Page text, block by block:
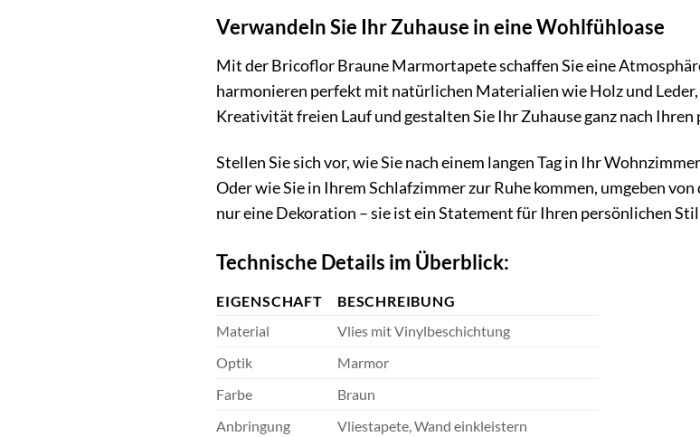
Verwandeln Sie Ihr Zuhause in eine Wohlfühloase
Mit der Bricoflor Braune Marmortapete schaffen Sie eine
harmonieren perfekt mit natürlichen Materialien wie Holz und
Kreativität freien Lauf und gestalten Sie Ihr Zuhause ganz nach
Stellen Sie sich vor, wie Sie nach einem langen Tag in Ihr
Oder wie Sie in Ihrem Schlafzimmer zur Ruhe kommen, umgeben
nur eine Dekoration – sie ist ein Statement für Ihren persönlichen
Technische Details im Überblick:
EIGENSCHAFT
BESCHREIBUNG
Material
Vlies mit Vinylbeschichtung
Optik
Marmor
Farbe
Braun
Anbringung
Vliestapete, Wand einkleistern